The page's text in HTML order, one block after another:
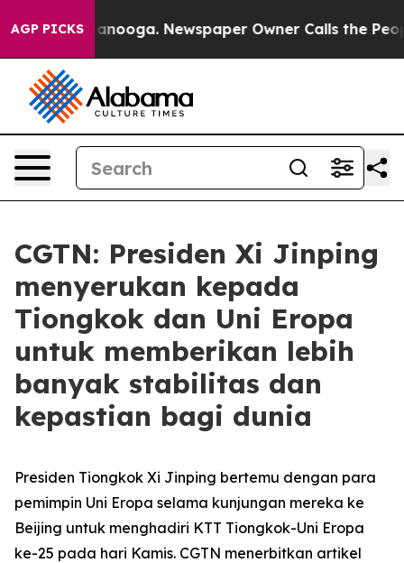
AGP PICKS
Chattanooga. Newspaper Owner Calls the People
CGTN: Presiden Xi Jinping
menyerukan kepada
Tiongkok dan Uni Eropa
untuk memberikan lebih
banyak stabilitas dan
kepastian bagi dunia
Presiden Tiongkok Xi Jinping bertemu dengan para
pemimpin Uni Eropa selama kunjungan mereka ke
Beijing untuk menghadiri KTT Tiongkok-Uni Eropa
ke-25 pada hari Kamis. CGTN menerbitkan artikel